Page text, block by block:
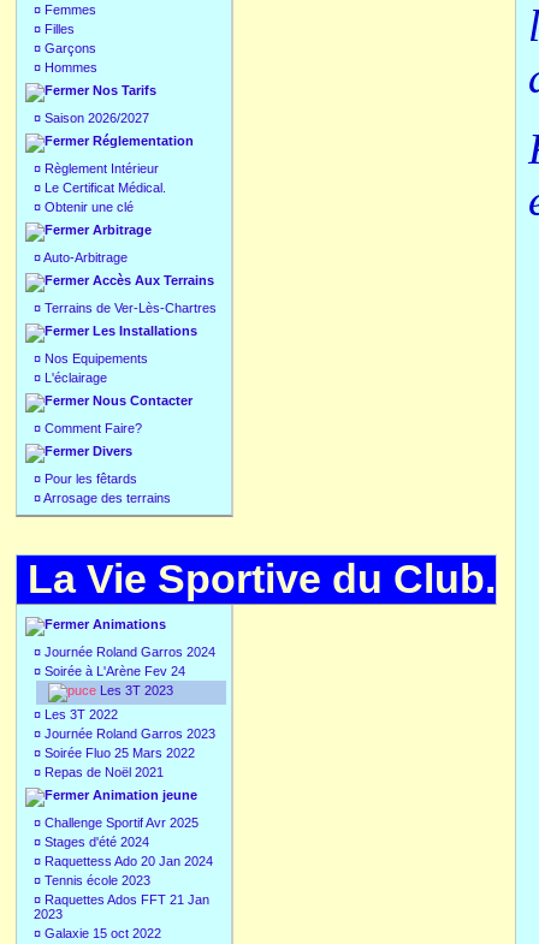
¤ Femmes
¤ Filles
¤ Garçons
¤ Hommes
Nos Tarifs
¤ Saison 2026/2027
Réglementation
¤ Règlement Intérieur
¤ Le Certificat Médical.
¤ Obtenir une clé
Arbitrage
¤Auto-Arbitrage
Accès Aux Terrains
¤ Terrains de Ver-Lès-Chartres
Les Installations
¤ Nos Equipements
¤ L'éclairage
Nous Contacter
¤ Comment Faire?
Divers
¤ Pour les fêtards
¤Arrosage des terrains
La Vie Sportive du Club.
Animations
¤ Journée Roland Garros 2024
¤ Soirée à L'Arène Fev 24
Les 3T 2023
¤ Les 3T 2022
¤ Journée Roland Garros 2023
¤ Soirée Fluo 25 Mars 2022
¤ Repas de Noël 2021
Animation jeune
¤ Challenge Sportif Avr 2025
¤ Stages d'été 2024
¤ Raquettess Ado 20 Jan 2024
¤ Tennis école 2023
¤ Raquettes Ados FFT 21 Jan
2023
¤ Galaxie 15 oct 2022